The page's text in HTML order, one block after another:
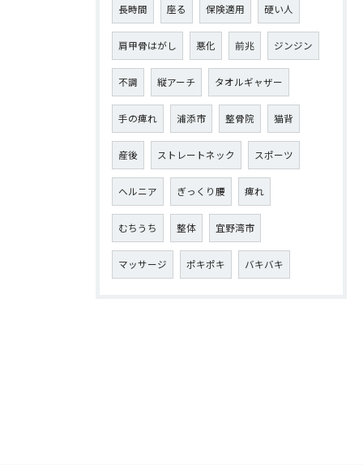
長時間 座る 保険適用 硬い人
肩甲骨はがし 悪化 前兆 ジンジン
不調 縦アーチ タオルギャザー
手の痺れ 浦添市 整骨院 猫背
産後 ストレートネック スポーツ
ヘルニア ぎっくり腰 痺れ
むちうち 整体 宜野湾市
マッサージ ポキポキ バキバキ